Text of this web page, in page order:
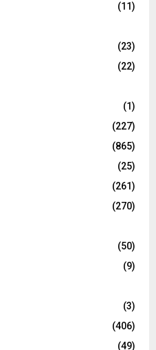
(11)
(23)
(22)
(1)
(227)
(865)
(25)
(261)
(270)
(50)
(9)
(3)
(406)
(49)